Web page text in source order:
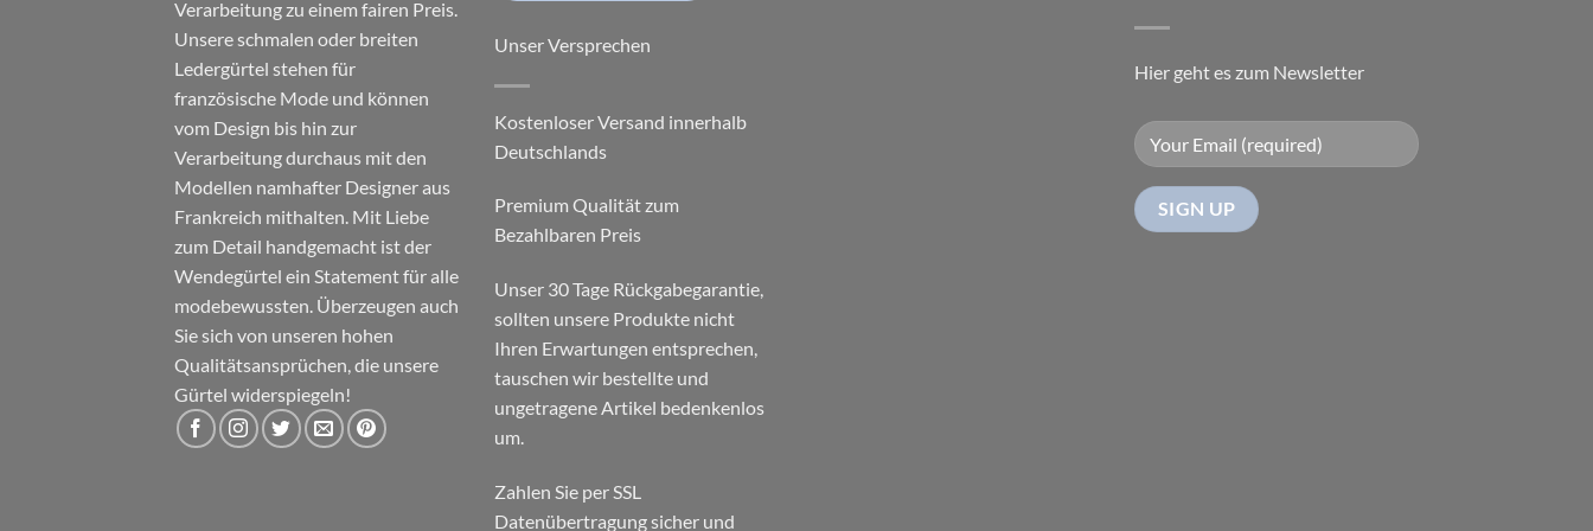
Verarbeitung zu einem fairen Preis.
Unsere schmalen oder breiten
Ledergürtel stehen für
französische Mode und können
vom Design bis hin zur
Verarbeitung durchaus mit den
Modellen namhafter Designer aus
Frankreich mithalten. Mit Liebe
zum Detail handgemacht ist der
Wendegürtel ein Statement für alle
modebewussten. Überzeugen auch
Sie sich von unseren hohen
Qualitätsansprüchen, die unsere
Gürtel widerspiegeln!
Unser Versprechen
Kostenloser Versand innerhalb
Deutschlands
Premium Qualität zum
Bezahlbaren Preis
Unser 30 Tage Rückgabegarantie,
sollten unsere Produkte nicht
Ihren Erwartungen entsprechen,
tauschen wir bestellte und
ungetragene Artikel bedenkenlos
um.
Zahlen Sie per SSL
Datenübertragung sicher und
Hier geht es zum Newsletter